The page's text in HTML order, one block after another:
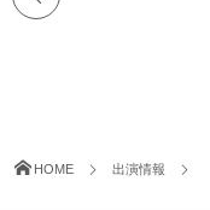
HOME 出演情報